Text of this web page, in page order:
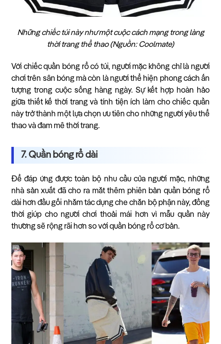
Những chiếc túi này như một cuộc cách mạng trong làng
thời trang thể thao (Nguồn: Coolmate)
Với chiếc quần bóng rổ có túi, người mặc không chỉ là người
chơi trên sân bóng mà còn là người thể hiện phong cách ấn
tượng trong cuộc sống hàng ngày. Sự kết hợp hoàn hảo
giữa thiết kế thời trang và tính tiện ích làm cho chiếc quần
này trở thành một lựa chọn ưu tiên cho những người yêu thể
thao và đam mê thời trang.
7. Quần bóng rổ dài
Để đáp ứng được toàn bộ nhu cầu của người mặc, những
nhà sản xuất đã cho ra mắt thêm phiên bản quần bóng rổ
dài hơn đầu gối nhằm tác dụng che chắn bộ phận này, đồng
thời giúp cho người chơi thoải mái hơn vì mẫu quần này
thường sẽ rộng rãi hơn so với quần bóng rổ cơ bản.